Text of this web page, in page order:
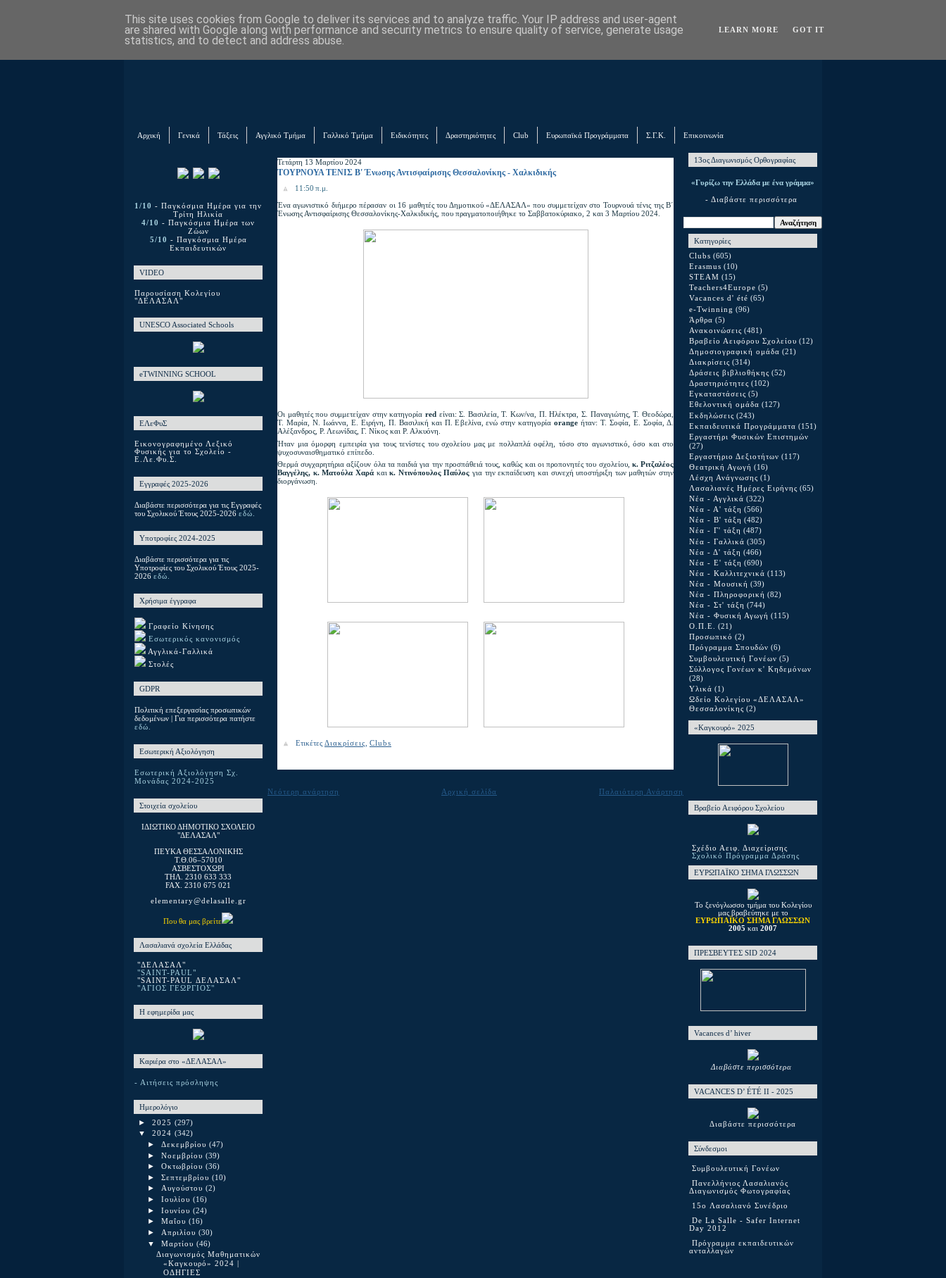
Αρχική Γενικά Τάξεις Αγγλικό Τμήμα Γαλλικό Τμήμα Ειδικότητες Δραστηριότητες Club Ευρωπαϊκά Προγράμματα Σ.Γ.Κ. Επικοινωνία
1/10 - Παγκόσμια Ημέρα για την
Τρίτη Ηλικία
4/10 - Παγκόσμια Ημέρα των
Ζώων
5/10 - Παγκόσμια Ημέρα
Εκπαιδευτικών
VIDEO
Παρουσίαση Κολεγίου
"ΔΕΛΑΣΑΛ"
UNESCO Associated Schools
eTWINNING SCHOOL
ΕΛεΦυΣ
Εικονογραφημένο Λεξικό
Φυσικής για το Σχολείο -
Ε.Λε.Φυ.Σ.
Εγγραφές 2025-2026
Διαβάστε περισσότερα για τις Εγγραφές
του Σχολικού Έτους 2025-2026 εδώ.
Υποτροφίες 2024-2025
Διαβάστε περισσότερα για τις
Υποτροφίες του Σχολικού Έτους 2025-
2026 εδώ.
Χρήσιμα έγγραφα
Γραφείο Κίνησης
Εσωτερικός κανονισμός
Αγγλικά-Γαλλικά
Στολές
GDPR
Πολιτική επεξεργασίας προσωπικών
δεδομένων | Για περισσότερα πατήστε
εδώ.
Εσωτερική Αξιολόγηση
Εσωτερική Αξιολόγηση Σχ.
Μονάδας 2024-2025
Στοιχεία σχολείου
ΙΔΙΩΤΙΚΟ ΔΗΜΟΤΙΚΟ ΣΧΟΛΕΙΟ
"ΔΕΛΑΣΑΛ"
ΠΕΥΚΑ ΘΕΣΣΑΛΟΝΙΚΗΣ
T.Θ.06–57010
ΑΣΒΕΣΤΟΧΩΡΙ
ΤΗΛ. 2310 633 333
FAX. 2310 675 021
elementary@delasalle.gr
Που θα μας βρείτε
Λασαλιανά σχολεία Ελλάδας
"ΔΕΛΑΣΑΛ"
"SAINT-PAUL"
"SAINT-PAUL ΔΕΛΑΣΑΛ"
"ΑΓΙΟΣ ΓΕΩΡΓΙΟΣ"
Η εφημερίδα μας
Καριέρα στο «ΔΕΛΑΣΑΛ»
- Αιτήσεις πρόσληψης
Ημερολόγιο
► 2025 (297)
▼ 2024 (342)
► Δεκεμβρίου (47)
► Νοεμβρίου (39)
► Οκτωβρίου (36)
► Σεπτεμβρίου (10)
► Αυγούστου (2)
► Ιουλίου (16)
► Ιουνίου (24)
► Μαΐου (16)
► Απριλίου (30)
▼ Μαρτίου (46)
Διαγωνισμός Μαθηματικών
«Καγκουρό» 2024 |
ΟΔΗΓΙΕΣ
Τετάρτη 13 Μαρτίου 2024
ΤΟΥΡΝΟΥΑ TΕΝΙΣ Β' Ένωσης Αντισφαίρισης Θεσσαλονίκης - Χαλκιδικής
11:50 π.μ.
Ένα αγωνιστικό διήμερο πέρασαν οι 16 μαθητές του Δημοτικού «ΔΕΛΑΣΑΛ» που συμμετείχαν στο Τουρνουά τένις της Β΄
Ένωσης Αντισφαίρισης Θεσσαλονίκης-Χαλκιδικής, που πραγματοποιήθηκε το Σαββατοκύριακο, 2 και 3 Μαρτίου 2024.
Οι μαθητές που συμμετείχαν στην κατηγορία red είναι: Σ. Βασιλεία, Τ. Κων/να, Π. Ηλέκτρα, Σ. Παναγιώτης, Τ. Θεοδώρα,
Τ. Μαρία, Ν. Ιωάννα, Ε. Ειρήνη, Π. Βασιλική και Π. Εβελίνα, ενώ στην κατηγορίαorangeήταν: Τ. Σοφία, Ε. Σοφία, Δ.
Αλέξανδρος, Ρ. Λεωνίδας, Γ. Νίκος και Ρ. Αλκυόνη.
Ήταν μια όμορφη εμπειρία για τους τενίστες του σχολείου μας με πολλαπλά οφέλη, τόσο στο αγωνιστικό, όσο και στο
ψυχοσυναισθηματικό επίπεδο.
Θερμά συγχαρητήρια αξίζουν όλα τα παιδιά για την προσπάθειά τους, καθώς και οι προπονητές του σχολείου, κ. Ριτζαλέος
Βαγγέλης, κ. Ματούλα Χαρά καικ. Ντινόπουλος Παύλος για την εκπαίδευση και συνεχή υποστήριξη των μαθητών στην
διοργάνωση.
Ετικέτες Διακρίσεις Clubs
Νεότερη ανάρτηση Παλαιότερη Ανάρτηση
Αρχική σελίδα
13ος Διαγωνισμός Ορθογραφίας
«Γυρίζω την Ελλάδα με ένα γράμμα»
- Διαβάστε περισσότερα
Κατηγορίες
Clubs (605)
Erasmus (10)
STEAM (15)
Teachers4Europe (5)
Vacances d' été (65)
e-Twinning (96)
Άρθρα (5)
Ανακοινώσεις (481)
Βραβείο Αειφόρου Σχολείου (12)
Δημοσιογραφική ομάδα (21)
Διακρίσεις (314)
Δράσεις βιβλιοθήκης (52)
Δραστηριότητες (102)
Εγκαταστάσεις (5)
Εθελοντική ομάδα (127)
Εκδηλώσεις (243)
Εκπαιδευτικά Προγράμματα (151)
Εργαστήρι Φυσικών Επιστημών
(27)
Εργαστήριο Δεξιοτήτων (117)
Θεατρική Αγωγή (16)
Λέσχη Ανάγνωσης (1)
Λασαλιανές Ημέρες Ειρήνης (65)
Νέα - Αγγλικά (322)
Νέα - Α' τάξη (566)
Νέα - Β' τάξη (482)
Νέα - Γ' τάξη (487)
Νέα - Γαλλικά (305)
Νέα - Δ' τάξη (466)
Νέα - Ε' τάξη (690)
Νέα - Καλλιτεχνικά (113)
Νέα - Μουσική (39)
Νέα - Πληροφορική (82)
Νέα - Στ' τάξη (744)
Νέα - Φυσική Αγωγή (115)
Ο.Π.Ε. (21)
Προσωπικό (2)
Πρόγραμμα Σπουδών (6)
Συμβουλευτική Γονέων (5)
Σύλλογος Γονέων κ' Κηδεμόνων
(28)
Υλικά (1)
Ωδείο Κολεγίου «ΔΕΛΑΣΑΛ»
Θεσσαλονίκης (2)
«Καγκουρό» 2025
Βραβείο Αειφόρου Σχολείου
Σχέδιο Αειφ. Διαχείρισης
Σχολικό Πρόγραμμα Δράσης
ΕΥΡΩΠΑΪΚΟ ΣΗΜΑ ΓΛΩΣΣΩΝ
Το ξενόγλωσσο τμήμα του Κολεγίου
μας βραβεύτηκε με το
ΕΥΡΩΠΑΪΚΟ ΣΗΜΑ ΓΛΩΣΣΩΝ
2005 και 2007
ΠΡΕΣΒΕΥΤΕΣ SID 2024
Vacances d’ hiver
Διαβάστε περισσότερα
VACANCES D’ ÉTÉ ΙΙ - 2025
Διαβάστε περισσότερα
Σύνδεσμοι
Συμβουλευτική Γονέων
Πανελλήνιος Λασαλιανός
Διαγωνισμός Φωτογραφίας
15o Λασαλιανό Συνέδριο
De La Salle - Safer Internet
Day 2012
Πρόγραμμα εκπαιδευτικών
ανταλλαγών
This site uses cookies from Google to deliver its services and to analyze traffic. Your IP address and user-agent
are shared with Google along with performance and security metrics to ensure quality of service, generate usage
statistics, and to detect and address abuse.
LEARN MORE GOT IT